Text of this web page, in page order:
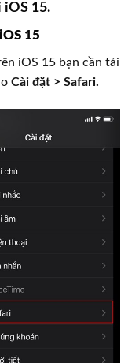
iOS 15.
15
iOS 15 bạn cần tải
Cài đặt > Safari.